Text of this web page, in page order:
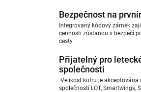
Bezpečnost na
Integrovaný kódový zámek
cennosti zůstanou v bezpečí
cesty.
Přijatelný pro
společnosti
Velikost kufru je akceptována
společností LOT, Smartwings,